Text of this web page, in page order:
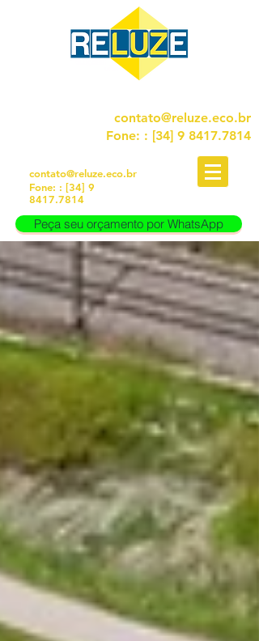
contato@reluze.eco.br
Fone: : [34] 9 8417.7814
contato@reluze.eco.br
Fone: : [34] 9
8417.7814
Peça seu orçamento por WhatsApp
Peça seu orçamento por WhatsApp